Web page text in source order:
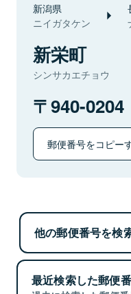
新潟県
ニイガタケン
新栄町
シンサカエチョウ
940-0204
郵便番号をコピー
他の郵便番号を検
最近検索した郵便